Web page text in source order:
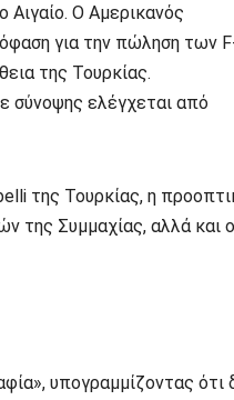
Ο Αμερικανός
για την πώληση των
της Τουρκίας.
σύνοψης ελέγχεται από
της Τουρκίας, η
της Συμμαχίας, αλλά και
υπογραμμίζοντας ότι